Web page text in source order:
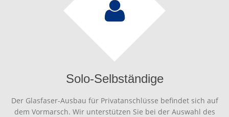
Solo-Selbständige
Der Glasfaser-Ausbau für Privatanschlüsse befindet sich auf
dem Vormarsch. Wir unterstützen Sie bei der Auswahl des